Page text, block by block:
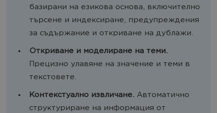
базирани на езикова основа, включително
търсене и индексиране, предупреждения
за съдържание и откриване на дублажи.
Откриване и моделиране на теми.
Прецизно улавяне на значение и теми в
текстовете.
Контекстуално извличане. Автоматично
структуриране на информация от